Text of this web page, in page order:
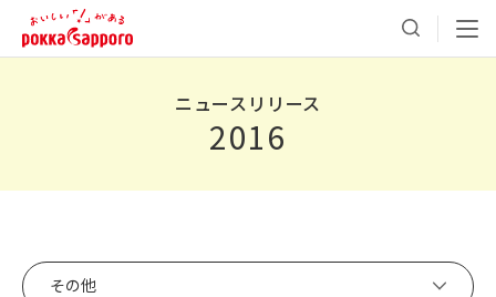
ニュースリリース
2016
その他